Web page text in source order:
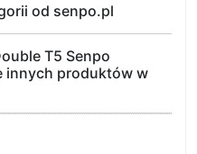
od senpo.pl
T5 Senpo
innych produktów w